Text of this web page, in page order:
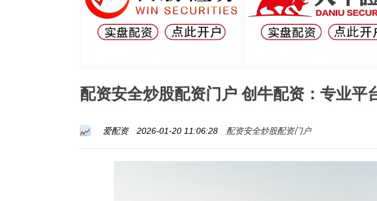
配资安全炒股配资门户 创牛配资：专业平
爱配资 2026-01-20 11:06:28 配资安全炒股配资门户